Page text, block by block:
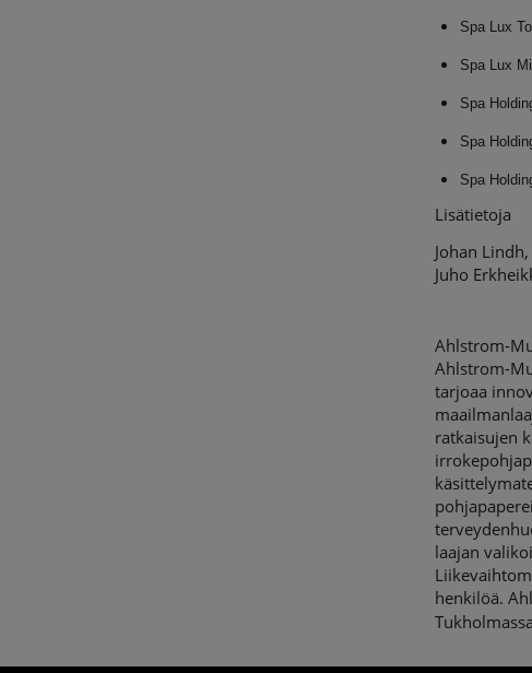
Spa Lux
Spa Lux
Spa
Spa
Spa
Lisätietoja
Johan
Juho
Ahlstrom-
Ahlstrom-
tarjoaa
ratkaisujen
laajan
henkilöä.